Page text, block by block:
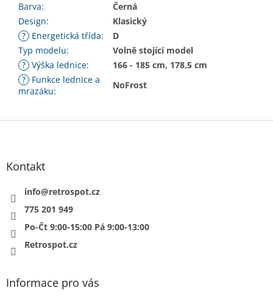
Barva:
Černá
Design:
Klasický
? Energetická třída:
D
Typ modelu:
Volně stojící model
? Výška lednice:
166 - 185 cm, 178,5 cm
? Funkce lednice a
mrazáku:
NoFrost
Z
Kontakt
info@retrospot.cz
775 201 949
Po-Čt 9:00-15:00 Pá 9:00-13:00
Retrospot.cz
Informace pro vás